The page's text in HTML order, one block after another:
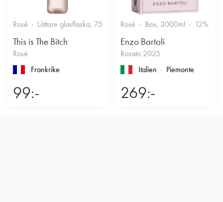
Rosé Lättare glasflaska, 750ml 11.5% Friskt & Bärigt
This is The Bitch
Rosé
Frankrike
99:-
Rosé Box, 3000ml 12%
Enzo Bartoli
Rosato 2025
Italien
Piemonte
269:-